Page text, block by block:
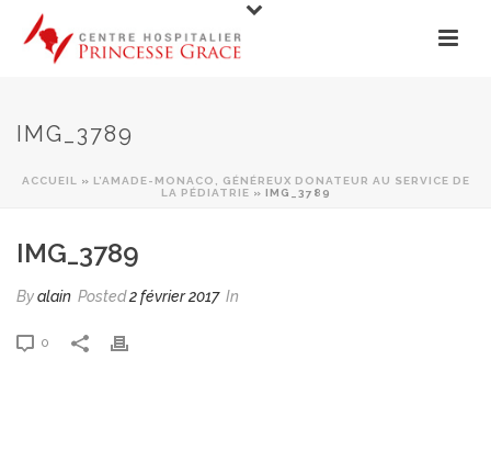
IMG_3789
ACCUEIL » L’AMADE-MONACO, GÉNÉREUX DONATEUR AU SERVICE DE
LA PÉDIATRIE » IMG_3789
IMG_3789
Byalain Posted2 février 2017 In
0